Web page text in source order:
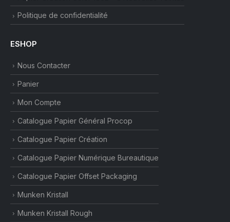
Politique de confidentialité
ESHOP
Nous Contacter
Panier
Mon Compte
Catalogue Papier Général Procop
Catalogue Papier Création
Catalogue Papier Numérique Bureautique
Catalogue Papier Offset Packaging
Munken Kristall
Munken Kristall Rough